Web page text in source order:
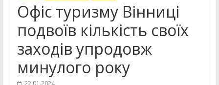
Офіс туризму Вінниці
подвоїв кількість своїх
заходів упродовж
минулого року
22.01.2024